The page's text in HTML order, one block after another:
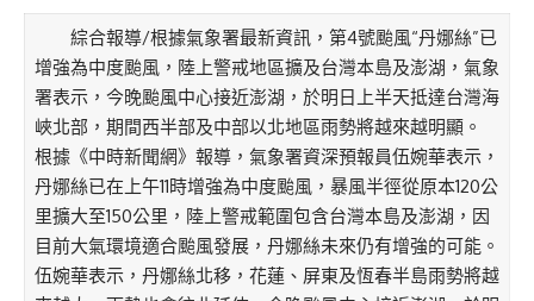
綜合報導/根據氣象署最新資訊，第4號颱風“丹娜絲”已
增強為中度颱風，陸上警戒地區擴及台灣本島及澎湖，氣象
署表示，今晚颱風中心接近澎湖，於明日上半天抵達台灣海
峽北部，期間西半部及中部以北地區雨勢將越來越明顯。
根據《中時新聞網》報導，氣象署資深預報員伍婉華表示，
丹娜絲已在上午11時增強為中度颱風，暴風半徑從原本120公
里擴大至150公里，陸上警戒範圍包含台灣本島及澎湖，因
目前大氣環境適合颱風發展，丹娜絲未來仍有增強的可能。
伍婉華表示，丹娜絲北移，花蓮、屏東及恆春半島雨勢將越